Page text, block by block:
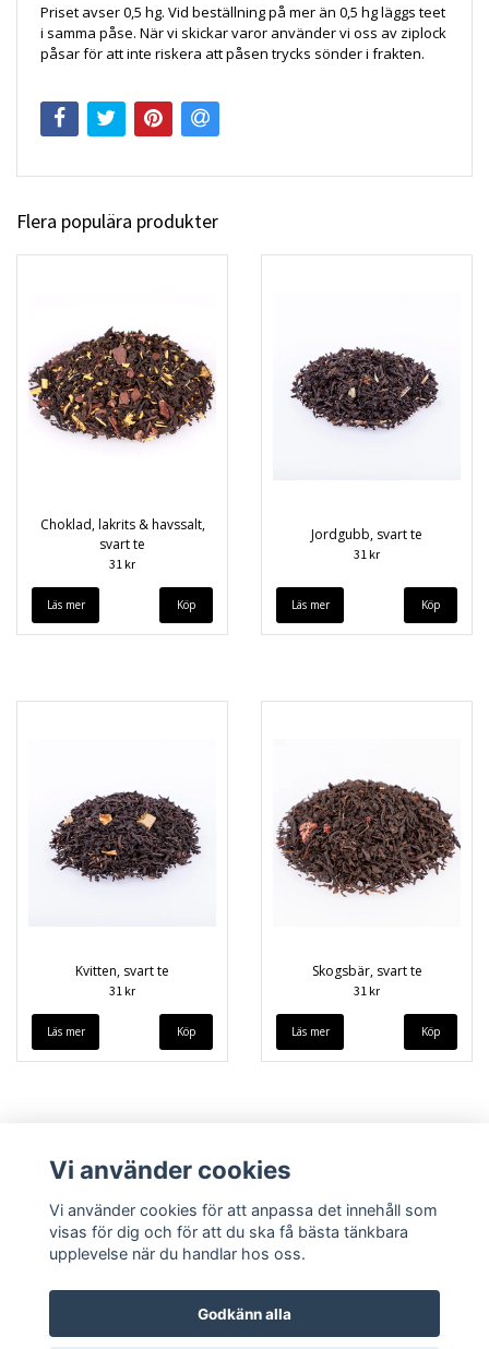
Priset avser 0,5 hg. Vid beställning på mer än 0,5 hg läggs teet
i samma påse. När vi skickar varor använder vi oss av ziplock
påsar för att inte riskera att påsen trycks sönder i frakten.
Flera populära produkter
Choklad, lakrits & havssalt,
svart te
31 kr
Läs mer
Jordgubb, svart te
31 kr
Läs mer
Kvitten, svart te
31 kr
Läs mer
Skogsbär, svart te
31 kr
Läs mer
Köpvillkor Kontakt
Vi använder cookies
Vi använder cookies för att anpassa det innehåll som
visas för dig och för att du ska få bästa tänkbara
upplevelse när du handlar hos oss.
Godkänn alla